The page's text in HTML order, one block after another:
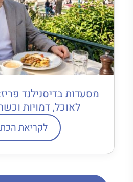
מסעדות בדיסנילנד
לאוכל, דמויות וכשרות
לקריאת